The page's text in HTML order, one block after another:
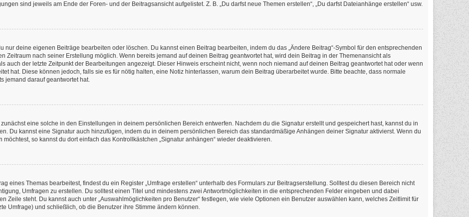
sind jeweils am Ende der Foren- und der Beitragsansicht aufgelistet. Z. B. „Du darfst neue Themen erstellen“, „Du darfst Dateianhänge erstellen“ usw.
nur deine eigenen Beiträge bearbeiten oder löschen. Du kannst einen Beitrag bearbeiten, indem du das „Ändere Beitrag“-Symbol für den entsprechenden
Zeitraum nach seiner Erstellung möglich. Wenn bereits jemand auf deinen Beitrag geantwortet hat, wird dein Beitrag in der Themenansicht als
auch der letzte Zeitpunkt der Bearbeitungen angezeigt. Dieser Hinweis erscheint nicht, wenn noch niemand auf deinen Beitrag geantwortet hat oder wenn
hat. Diese können jedoch, falls sie es für nötig halten, eine Notiz hinterlassen, warum dein Beitrag überarbeitet wurde. Bitte beachte, dass normale
jemand darauf geantwortet hat.
eine solche in den Einstellungen in deinem persönlichen Bereich entwerfen. Nachdem du die Signatur erstellt und gespeichert hast, kannst du in
Du kannst eine Signatur auch hinzufügen, indem du in deinem persönlichen Bereich das standardmäßige Anhängen deiner Signatur aktivierst. Wenn du
so kannst du dort einfach das Kontrollkästchen „Signatur anhängen“ wieder deaktivieren.
eines Themas bearbeitest, findest du ein Register „Umfrage erstellen“ unterhalb des Formulars zur Beitragserstellung. Solltest du diesen Bereich nicht
Umfragen zu erstellen. Du solltest einen Titel und mindestens zwei Antwortmöglichkeiten in die entsprechenden Felder eingeben und dabei
Zeile steht. Du kannst auch unter „Auswahlmöglichkeiten pro Benutzer“ festlegen, wie viele Optionen ein Benutzer auswählen kann, welches Zeitlimit für
Umfrage) und schließlich, ob die Benutzer ihre Stimme ändern können.